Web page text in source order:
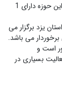
حوزه انتخابیه تفت و میبد در استان یزد واقع شده است. این حوزه دارای 1
یزد برگزار می
می باشد.
است و
بسیاری در